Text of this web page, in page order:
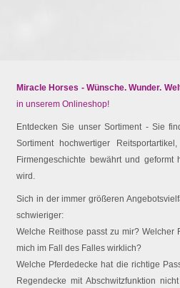
Miracle Horses - Wünsche. Wunder.
in unserem Onlineshop!
Entdecken Sie unser Sortiment - Sie
Sortiment hochwertiger
Firmengeschichte bewährt und
wird.
Sich in der immer größeren
schwieriger:
Welche Reithose passt zu mir? Welcher
mich im Fall des Falles wirklich?
Welche Pferdedecke hat die richtige
Regendecke mit Abschwitzfunktion